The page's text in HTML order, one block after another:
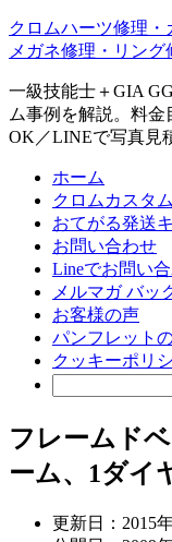
クロムハーツ修理・
メガネ修理・リング
一級技能士＋GIA
ム事例を解説。料
OK／LINEで写真見
ホーム
クロムカスタ
おてがる発送
お問い合わせ
Lineでお問い
メルマガ バッ
お客様の声
パンフレット
クッキーポリ
フレームド
ーム、1ダイ
更新日： 2015